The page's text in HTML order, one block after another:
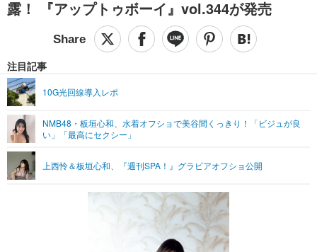
ショッピング その他
エンタメTOP 映画・ドラマ
グラビア
ショッピング その他
ライフTOP
その他
リリース一覧
プッシュ通知の停止方法
露！ 『アップトゥボーイ』vol.344が発売
注目記事
10G光回線導入レポ
NMB48・板垣心和、水着オフショで美谷間くっきり！「ビジュが良
い」「最高にセクシー」
上西怜＆板垣心和、『週刊SPA！』グラビアオフショ公開